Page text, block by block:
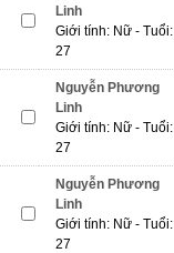
Linh
Giới tính: Nữ - Tuổi:
27
Nguyễn Phương
Linh
Giới tính: Nữ - Tuổi:
27
Nguyễn Phương
Linh
Giới tính: Nữ - Tuổi:
27